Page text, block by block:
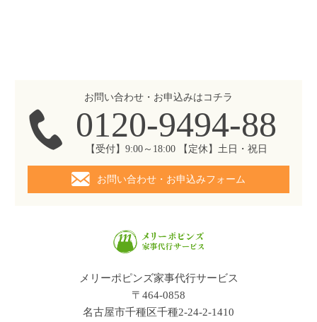
お問い合わせ・お申込みはコチラ
0120-9494-88
【受付】9:00～18:00 【定休】土日・祝日
お問い合わせ・お申込みフォーム
メリーポピンズ家事代行サービス
〒464-0858
名古屋市千種区千種2-24-2-1410